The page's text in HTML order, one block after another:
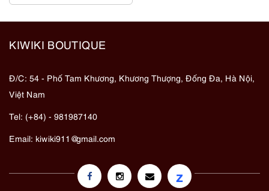
KIWIKI BOUTIQUE
Đ/C: 54 - Phố Tam Khương, Khương Thượng, Đống Đa, Hà Nội,
Việt Nam
Tel: (+84) - 981987140
Email: kiwiki911@gmail.com
z